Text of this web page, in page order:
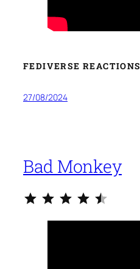
FEDIVERSE REACTIONS
27/08/2024
Bad Monkey